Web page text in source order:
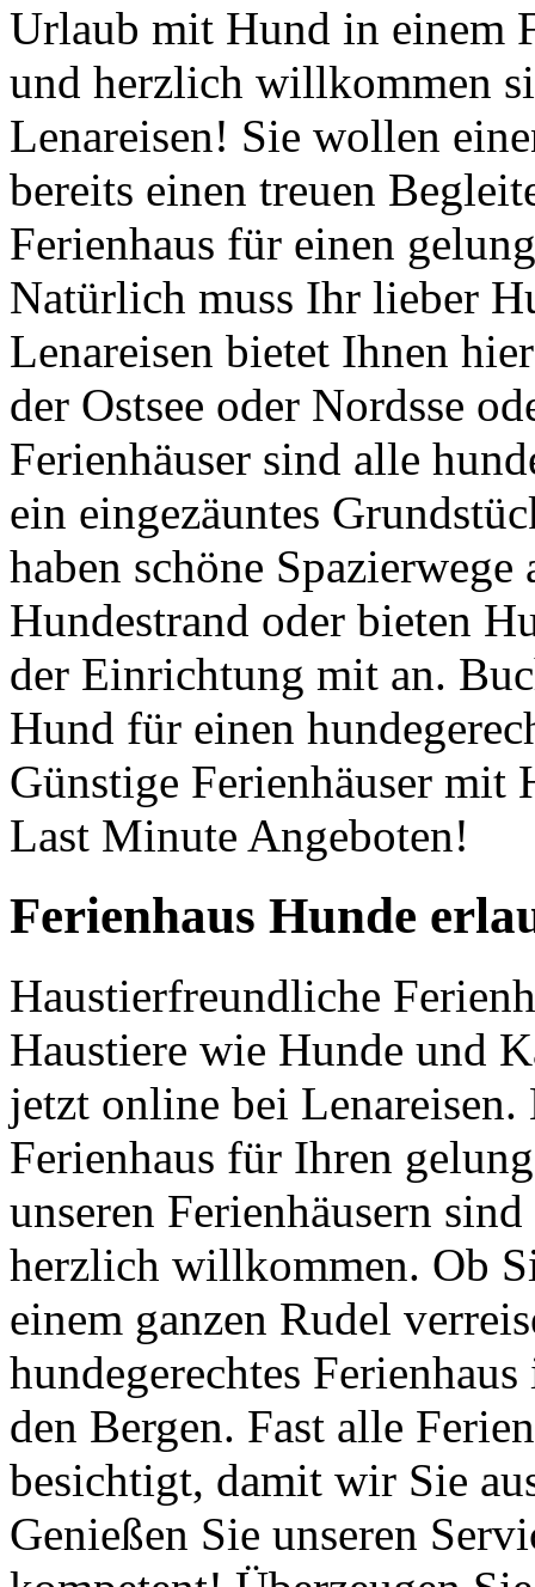
Urlaub mit Hund in einem
und herzlich willkommen
Lenareisen! Sie wollen
bereits einen treuen
Ferienhaus für einen
Natürlich muss Ihr lieber
Lenareisen bietet Ihnen
der Ostsee oder Nordsse
Ferienhäuser sind alle
ein eingezäuntes
haben schöne
Hundestrand oder bieten
der Einrichtung mit an.
Hund für einen
Günstige Ferienhäuser mit
Last Minute Angeboten!
Ferienhaus Hunde
Haustierfreundliche
Haustiere wie Hunde und
jetzt online bei Lenareisen.
Ferienhaus für Ihren
unseren Ferienhäusern
herzlich willkommen. Ob
einem ganzen Rudel
hundegerechtes
den Bergen. Fast alle
besichtigt, damit wir Sie
Genießen Sie unseren